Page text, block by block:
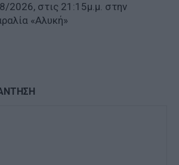
2026, στις 21:15μ.μ. στην
«Αλυκή»